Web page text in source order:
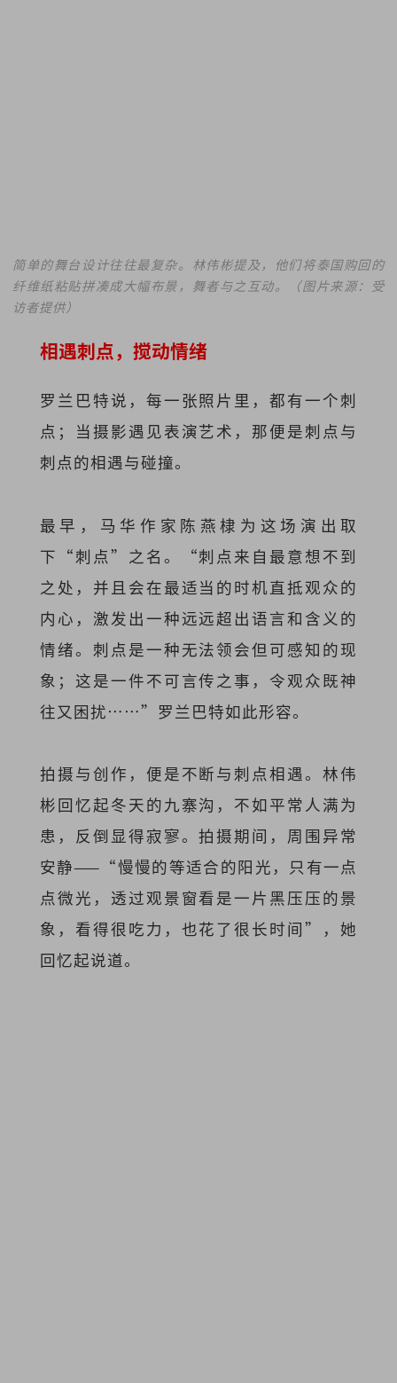
简单的舞台设计往往最复杂。林伟彬提及，他们将泰国购回的
纤维纸粘贴拼凑成大幅布景，舞者与之互动。（图片来源：受
访者提供）
相遇刺点，搅动情绪
罗兰巴特说，每一张照片里，都有一个刺
点；当摄影遇见表演艺术，那便是刺点与
刺点的相遇与碰撞。
最早，马华作家陈燕棣为这场演出取
下“刺点”之名。“刺点来自最意想不到
之处，并且会在最适当的时机直抵观众的
内心，激发出一种远远超出语言和含义的
情绪。刺点是一种无法领会但可感知的现
象；这是一件不可言传之事，令观众既神
往又困扰……”罗兰巴特如此形容。
拍摄与创作，便是不断与刺点相遇。林伟
彬回忆起冬天的九寨沟，不如平常人满为
患，反倒显得寂寥。拍摄期间，周围异常
安静——“慢慢的等适合的阳光，只有一点
点微光，透过观景窗看是一片黑压压的景
象，看得很吃力，也花了很长时间”，她
回忆起说道。